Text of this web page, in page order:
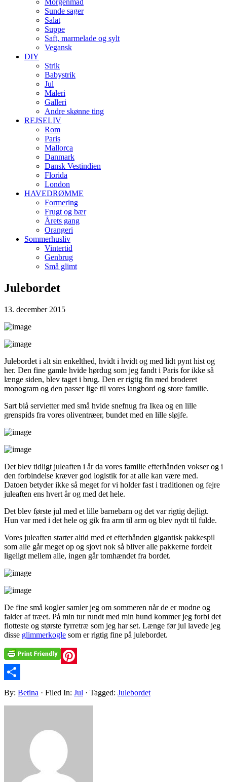
Morgenmad
Sunde sager
Salat
Suppe
Saft, marmelade og sylt
Vegansk
DIY
Strik
Babystrik
Jul
Maleri
Galleri
Andre skønne ting
REJSELIV
Rom
Paris
Mallorca
Danmark
Dansk Vestindien
Florida
London
HAVEDRØMME
Formering
Frugt og bær
Årets gang
Orangeri
Sommerhusliv
Vintertid
Genbrug
Små glimt
Julebordet
13. december 2015
Julebordet i alt sin enkelthed, hvidt i hvidt og med lidt pynt hist og
her. Den fine gamle hvide hørdug som jeg fandt i Paris for ikke så
længe siden, blev taget i brug. Den er rigtig fin med broderet
monogram og den passer lige til vores langbord og store familie.
Sart blå servietter med små hvide snefnug fra Ikea og en lille
grenspids fra vores oliventræer, bundet med en lille sløjfe.
Det blev tidligt juleaften i år da vores familie efterhånden vokser og i
den forbindelse kræver god logistik for at alle kan være med.
Datoen betyder ikke så meget for vi holder fast i traditionen og fejre
juleaften ens hvert år og med det hele.
Det blev første jul med et lille barnebarn og det var rigtig dejligt.
Hun var med i det hele og gik fra arm til arm og blev nydt til fulde.
Vores juleaften starter altid med et efterhånden gigantisk pakkespil
som alle går meget op og sjovt nok så bliver alle pakkerne fordelt
ligeligt mellem alle, ingen går tomhændet fra bordet.
De fine små kogler samler jeg om sommeren når de er modne og
falder af træet. På min tur rundt med min hund kommer jeg forbi det
flotteste og største fyrretræ som jeg har set. Længe før jul lavede jeg
disse glimmerkogle som er rigtig fine på julebordet.
Pinterest
Share
By: Betina · Filed In: Jul · Tagged: Julebordet